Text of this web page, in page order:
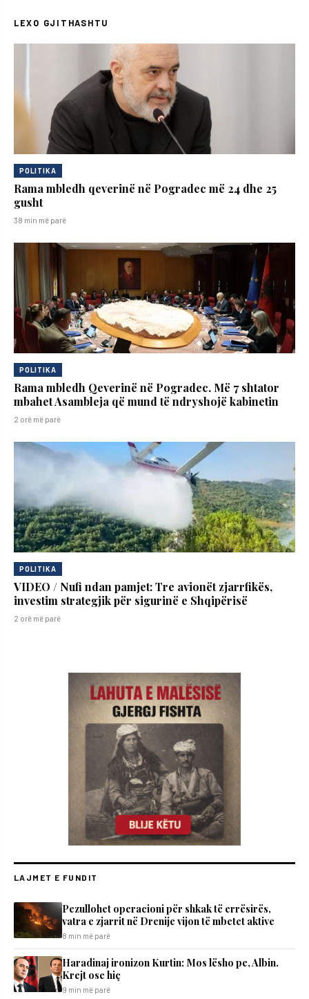
LEXO GJITHASHTU
POLITIKA
Rama mbledh qeverinë në Pogradec më 24 dhe 25
gusht
38 min më parë
POLITIKA
Rama mbledh Qeverinë në Pogradec. Më 7 shtator
mbahet Asambleja që mund të ndryshojë kabinetin
2 orë më parë
POLITIKA
VIDEO / Nufi ndan pamjet: Tre avionët zjarrfikës,
investim strategjik për sigurinë e Shqipërisë
2 orë më parë
LAJMET E FUNDIT
Pezullohet operacioni për shkak të errësirës,
vatra e zjarrit në Drenije vijon të mbetet aktive
8 min më parë
Haradinaj ironizon Kurtin: Mos lësho pe, Albin.
Krejt ose hiç
9 min më parë